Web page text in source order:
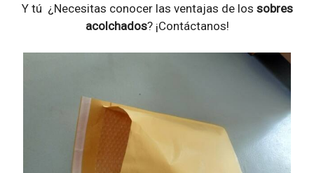
Y tú ¿Necesitas conocer las ventajas de los sobres
acolchados? ¡Contáctanos!